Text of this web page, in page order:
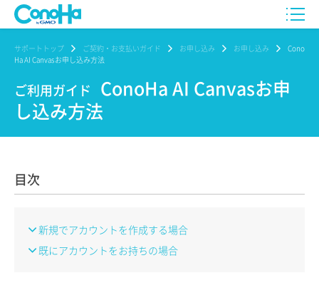
サポートトップ ご契約・お支払いガイド お申し込み お申し込み
Cono
Ha AI Canvasお申し込み方法
ご利用ガイド ConoHa AI Canvasお申
し込み方法
目次
新規でアカウントを作成する場合
既にアカウントをお持ちの場合